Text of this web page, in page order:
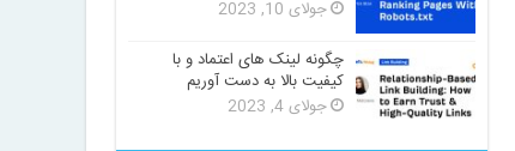
جولای 10, 2023
چگونه لینک های اعتماد و با
کیفیت بالا به دست آوریم
جولای 4, 2023